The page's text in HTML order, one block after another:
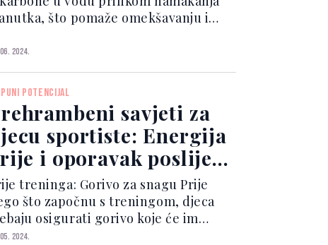
što pomaže omekšavanju i
začinskog bilja, poput peršuna
je ključna jer ne samo što daje
okus, već...
2024.
POTENCIJAL
savjeti za
sportiste: Energija
i oporavak poslije
treninga: Gorivo za snagu Prije
što započnu s treningom, djeca
osigurati gorivo koje će im
energiju i izdržljivost tokom
2024.